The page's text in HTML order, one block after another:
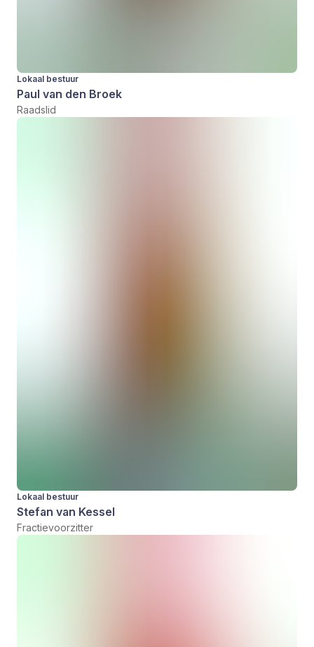
Lokaal bestuur
Paul van den Broek
Raadslid
Lokaal bestuur
Stefan van Kessel
Fractievoorzitter